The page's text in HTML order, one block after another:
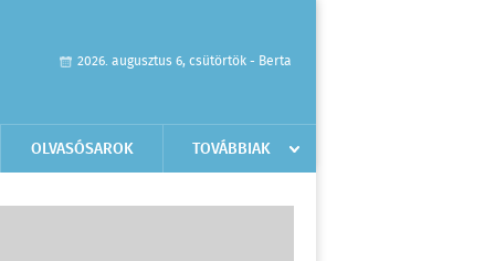
2026. augusztus 6, csütörtök - Berta
OLVASÓSAROK TOVÁBBIAK